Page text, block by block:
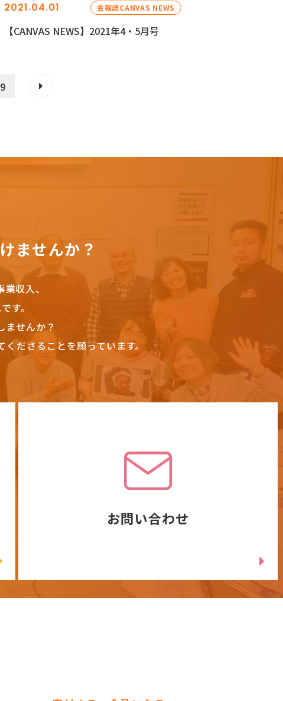
2021.04.01 会報誌CANVAS NEWS
【CANVAS NEWS】2021年4・5月号
9
ませんか？
収入、
す。
ませんか？
ださることを願っています。
お問い合わせ